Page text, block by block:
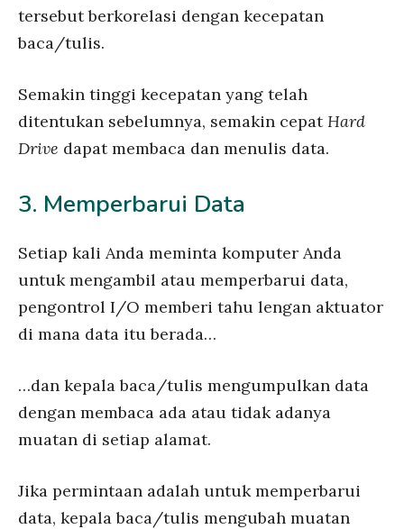
tersebut berkorelasi dengan kecepatan
baca/tulis.
Semakin tinggi kecepatan yang telah
ditentukan sebelumnya, semakin cepatHard
Drive dapat membaca dan menulis data.
3. Memperbarui Data
Setiap kali Anda meminta komputer Anda
untuk mengambil atau memperbarui data,
pengontrol I/O memberi tahu lengan aktuator
di mana data itu berada…
…dan kepala baca/tulis mengumpulkan data
dengan membaca ada atau tidak adanya
muatan di setiap alamat.
Jika permintaan adalah untuk memperbarui
data, kepala baca/tulis mengubah muatan